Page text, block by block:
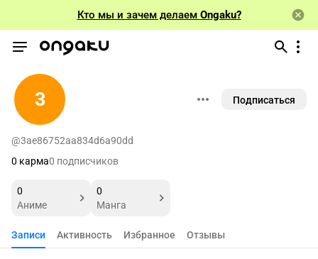
Кто мы и зачем делаем Ongaku?
3 Подписаться
@3ae86752aa834d6a90dd
0 карма0 подписчиков
0
Аниме
0
Манга
Записи Активность Избранное Отзывы